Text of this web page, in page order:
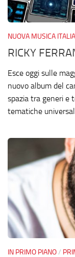
NUOVA MUSICA
RICKY
Esce oggi sulle
nuovo album del
spazia tra generi e
tematiche
IN PRIMO PIANO/